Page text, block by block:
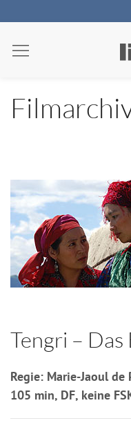
Tengri – Das
Regie: Marie-Jaoul
105 min, DF, keine